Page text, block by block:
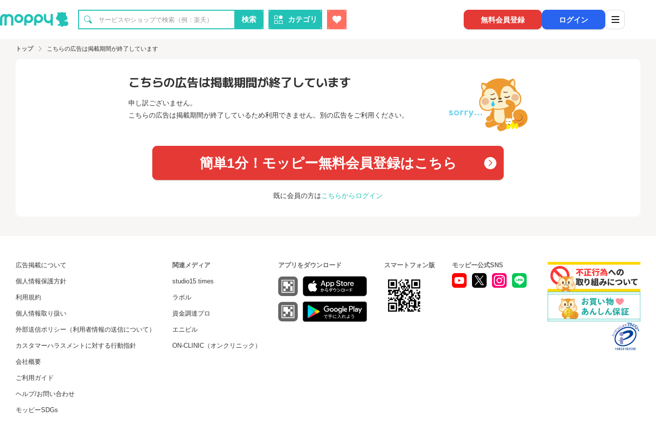
検索 カテゴリ 無料会員登録 ログイン
トップ こちらの広告は掲載期間が終了しています
こちらの広告は掲載期間が終了しています
申し訳ございません。
こちらの広告は掲載期間が終了しているため利用できません。別の広告をご利用ください。
簡単1分！モッピー無料会員登録はこちら
既に会員の方はこちらからログイン
広告掲載について
個人情報保護方針
利用規約
個人情報取り扱い
外部送信ポリシー（利用者情報の送信について）
カスタマーハラスメントに対する行動指針
会社概要
ご利用ガイド
ヘルプ/お問い合わせ
モッピーSDGs
関連メディア
studio15 times
ラボル
資金調達プロ
エニピル
ON-CLINIC（オンクリニック）
アプリをダウンロード スマートフォン版 モッピー公式SNS